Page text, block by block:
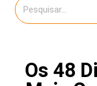
Os 48